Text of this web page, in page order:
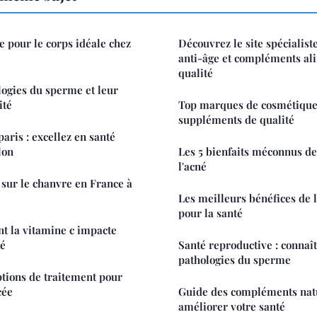
pour le corps idéale chez
du sperme et leur
: excellez en santé
le chanvre en France à
la vitamine c impacte
de traitement pour
Découvrez le site
anti-âge et compléments
qualité
Top marques de
suppléments de qualité
Les 5 bienfaits méconnus
l'acné
Les meilleurs bénéfices de
pour la santé
Santé reproductive :
pathologies du sperme
Guide des compléments
améliorer votre santé